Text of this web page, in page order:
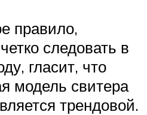
правило,
следовать в
гласит, что
модель свитера
трендовой.